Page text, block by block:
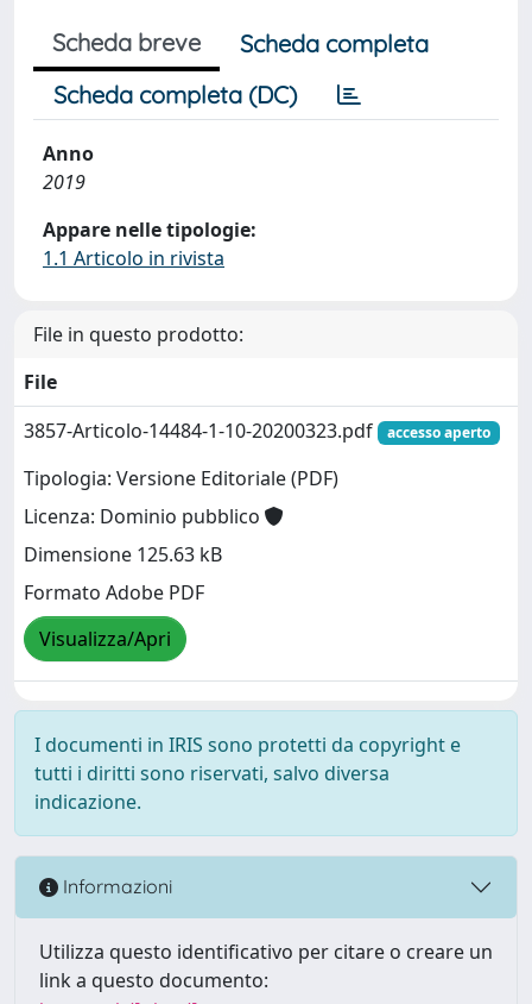
Scheda breve
Scheda completa
Scheda completa (DC)
Anno
2019
Appare nelle tipologie:
1.1 Articolo in rivista
File in questo prodotto:
File
3857-Articolo-14484-1-10-20200323.pdf
accesso aperto
Tipologia: Versione Editoriale (PDF)
Licenza: Dominio pubblico
Dimensione 125.63 kB
Formato Adobe PDF
Visualizza/Apri
I documenti in IRIS sono protetti da copyright e
tutti i diritti sono riservati, salvo diversa
indicazione.
Informazioni
Utilizza questo identificativo per citare o creare un
link a questo documento: